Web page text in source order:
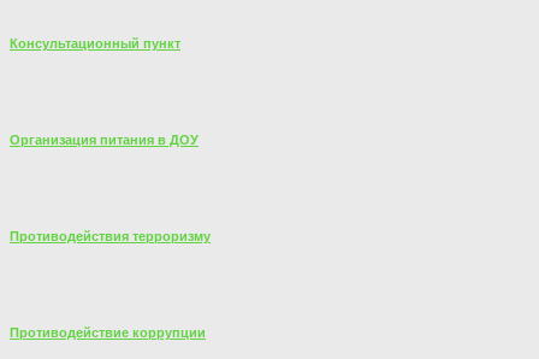
Консультационный пункт
Организация питания в ДОУ
Противодействия терроризму
Противодействие коррупции